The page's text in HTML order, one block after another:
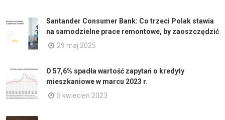
Santander Consumer Bank: Co trzeci Polak stawia
na samodzielne prace remontowe, by zaoszczędzić
29 maj 2025
O 57,6% spadła wartość zapytań o kredyty
mieszkaniowe w marcu 2023 r.
5 kwiecień 2023